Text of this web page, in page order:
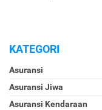
KATEGORI
Asuransi
Asuransi Jiwa
Asuransi Kendaraan